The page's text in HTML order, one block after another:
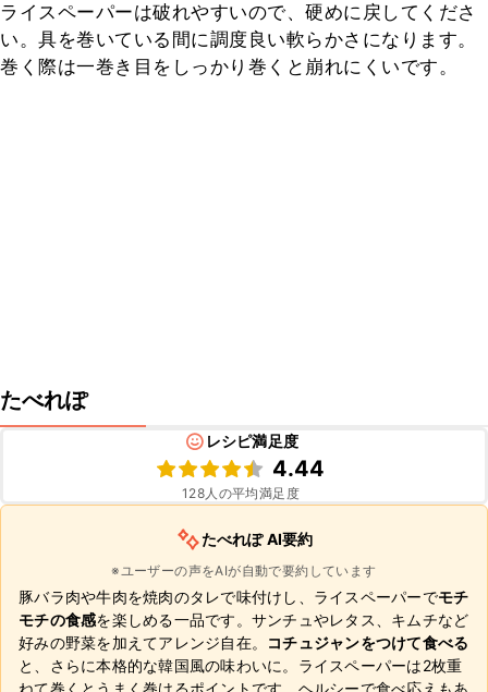
ライスペーパーは破れやすいので、硬めに戻してくださ
い。具を巻いている間に調度良い軟らかさになります。
巻く際は一巻き目をしっかり巻くと崩れにくいです。
たべれぽ
レシピ満足度
4.44
128人の平均満足度
たべれぽ AI要約
※ユーザーの声をAIが自動で要約しています
豚バラ肉や牛肉を焼肉のタレで味付けし、ライスペーパーでモチ
モチの食感を楽しめる一品です。サンチュやレタス、キムチなど
好みの野菜を加えてアレンジ自在。
コチュジャンをつけて食べる
と、さらに本格的な韓国風の味わいに。ライスペーパーは2枚重
ねて巻くとうまく巻けるポイントです。ヘルシーで食べ応えもあ